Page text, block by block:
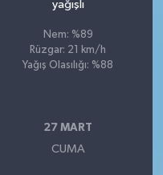
yağışlı
Nem: %89
Rüzgar: 21 km/h
Yağış Olasılığı: %88
27 MART
CUMA